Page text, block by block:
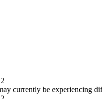
currently be